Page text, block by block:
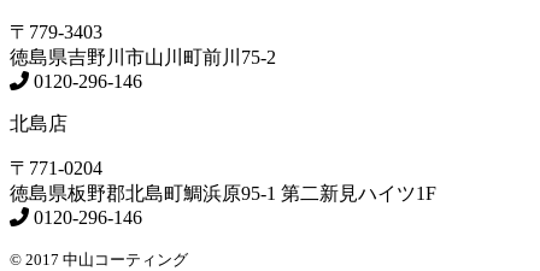
〒779-3403
徳島県吉野川市山川町前川75-2
0120-296-146
北島店
〒771-0204
徳島県板野郡北島町鯛浜原95-1 第二新見ハイツ1F
0120-296-146
© 2017 中山コーティング